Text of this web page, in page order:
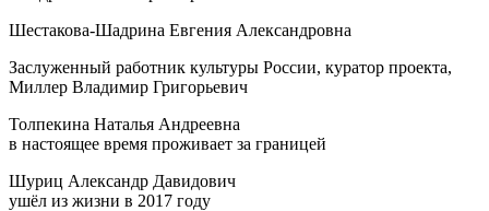
Шестакова-Шадрина Евгения Александровна
Заслуженный работник культуры России, куратор проекта,
Миллер Владимир Григорьевич
Толпекина Наталья Андреевна
в настоящее время проживает за границей
Шуриц Александр Давидович
ушёл из жизни в 2017 году